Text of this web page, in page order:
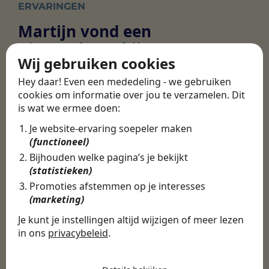
Wij gebruiken cookies
Hey daar! Even een mededeling - we gebruiken
cookies om informatie over jou te verzamelen. Dit
is wat we ermee doen:
Je website-ervaring soepeler maken
(functioneel)
Bijhouden welke pagina’s je bekijkt
(statistieken)
Promoties afstemmen op je interesses
(marketing)
Je kunt je instellingen altijd wijzigen of meer lezen
in ons privacybeleid.
ERVARINGEN
Martijn vond een
nieuwe baan bij
CBEE
Door Swipe4Work heb ik op een hele
makkelijke, laagdrempelige manier eigenlijk
een hele leuke nieuwe baan gevonden. Met heel
veel nieuwe uitdagingen!
Martijn
Certinia Consultant